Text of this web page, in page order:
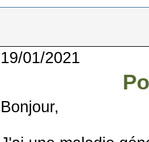
19/01/2021
Bonjour,